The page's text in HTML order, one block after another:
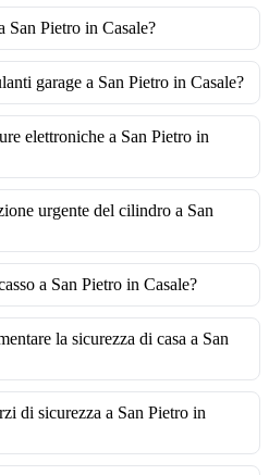
San Pietro in Casale?
garage a San Pietro in Casale?
elettroniche a San Pietro in
urgente del cilindro a San
a San Pietro in Casale?
la sicurezza di casa a San
di sicurezza a San Pietro in